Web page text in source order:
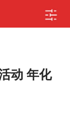
动 年化